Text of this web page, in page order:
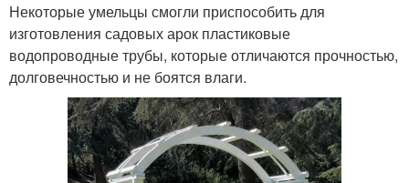
Некоторые умельцы смогли приспособить для
изготовления садовых арок пластиковые
водопроводные трубы, которые отличаются прочностью,
долговечностью и не боятся влаги.